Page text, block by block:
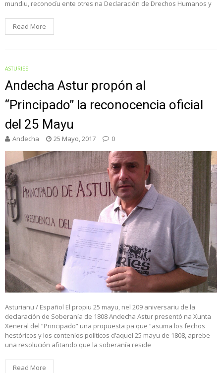
mundiu, reconocíu ente otres na Declaración de Drechos Humanos y
Read More
ASTURIES
Andecha Astur propón al
“Principado” la reconocencia oficial
del 25 Mayu
Andecha 25 Mayo, 2017 0
Asturianu / Español El propiu 25 mayu, nel 209 aniversariu de la
declaración de Soberanía de 1808 Andecha Astur presentó na Xunta
Xeneral del “Principado” una propuesta pa que “asuma los fechos
hestóricos y los conteníos políticos d’aquel 25 mayu de 1808, aprebe
una resolución afitando que la soberanía reside
Read More